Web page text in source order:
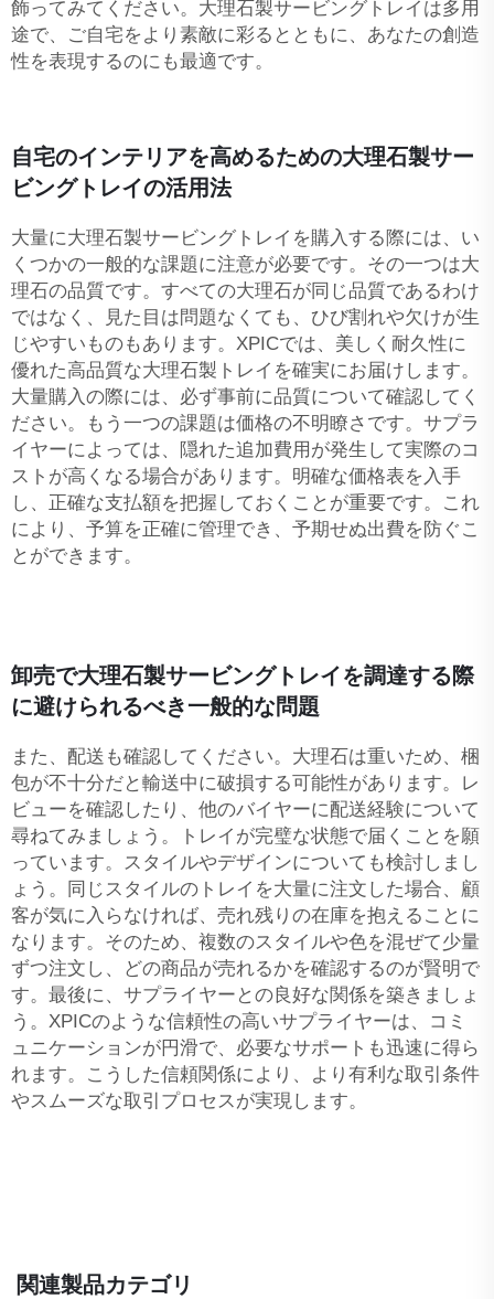
飾ってみてください。大理石製サービングトレイは多用
途で、ご自宅をより素敵に彩るとともに、あなたの創造
性を表現するのにも最適です。
自宅のインテリアを高めるための大理石製サー
ビングトレイの活用法
大量に大理石製サービングトレイを購入する際には、い
くつかの一般的な課題に注意が必要です。その一つは大
理石の品質です。すべての大理石が同じ品質であるわけ
ではなく、見た目は問題なくても、ひび割れや欠けが生
じやすいものもあります。XPICでは、美しく耐久性に
優れた高品質な大理石製トレイを確実にお届けします。
大量購入の際には、必ず事前に品質について確認してく
ださい。もう一つの課題は価格の不明瞭さです。サプラ
イヤーによっては、隠れた追加費用が発生して実際のコ
ストが高くなる場合があります。明確な価格表を入手
し、正確な支払額を把握しておくことが重要です。これ
により、予算を正確に管理でき、予期せぬ出費を防ぐこ
とができます。
卸売で大理石製サービングトレイを調達する際
に避けられるべき一般的な問題
また、配送も確認してください。大理石は重いため、梱
包が不十分だと輸送中に破損する可能性があります。レ
ビューを確認したり、他のバイヤーに配送経験について
尋ねてみましょう。トレイが完璧な状態で届くことを願
っています。スタイルやデザインについても検討しまし
ょう。同じスタイルのトレイを大量に注文した場合、顧
客が気に入らなければ、売れ残りの在庫を抱えることに
なります。そのため、複数のスタイルや色を混ぜて少量
ずつ注文し、どの商品が売れるかを確認するのが賢明で
す。最後に、サプライヤーとの良好な関係を築きましょ
う。XPICのような信頼性の高いサプライヤーは、コミ
ュニケーションが円滑で、必要なサポートも迅速に得ら
れます。こうした信頼関係により、より有利な取引条件
やスムーズな取引プロセスが実現します。
関連製品カテゴリ